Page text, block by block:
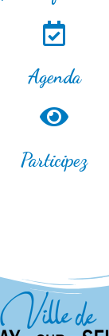
Agenda
Participez